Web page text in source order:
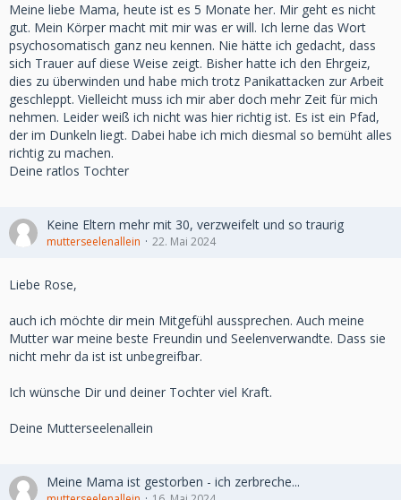
Meine liebe Mama, heute ist es 5 Monate her. Mir geht es nicht
gut. Mein Körper macht mit mir was er will. Ich lerne das Wort
psychosomatisch ganz neu kennen. Nie hätte ich gedacht, dass
sich Trauer auf diese Weise zeigt. Bisher hatte ich den Ehrgeiz,
dies zu überwinden und habe mich trotz Panikattacken zur Arbeit
geschleppt. Vielleicht muss ich mir aber doch mehr Zeit für mich
nehmen. Leider weiß ich nicht was hier richtig ist. Es ist ein Pfad,
der im Dunkeln liegt. Dabei habe ich mich diesmal so bemüht alles
richtig zu machen.
Deine ratlos Tochter
Keine Eltern mehr mit 30, verzweifelt und so traurig
mutterseelenallein 22. Mai 2024
Liebe Rose,
auch ich möchte dir mein Mitgefühl aussprechen. Auch meine
Mutter war meine beste Freundin und Seelenverwandte. Dass sie
nicht mehr da ist ist unbegreifbar.
Ich wünsche Dir und deiner Tochter viel Kraft.
Deine Mutterseelenallein
Meine Mama ist gestorben - ich zerbreche...